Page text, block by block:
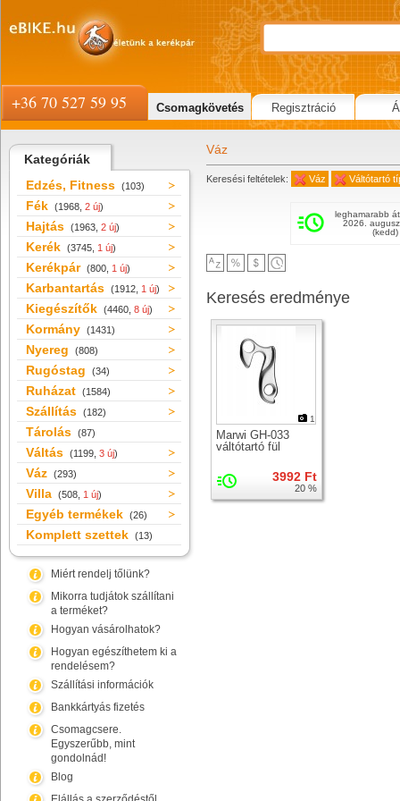
Kategóriák
Edzés, Fitness (103)
Fék (1968, 2 új)
Hajtás (1963, 2 új)
Kerék (3745, 1 új)
Kerékpár (800, 1 új)
Karbantartás (1912, 1 új)
Kiegészítők (4460, 8 új)
Kormány (1431)
Nyereg (808)
Rugóstag (34)
Ruházat (1584)
Szállítás (182)
Tárolás (87)
Váltás (1199, 3 új)
Váz (293)
Villa (508, 1 új)
Egyéb termékek (26)
Komplett szettek (13)
Miért rendelj tőlünk?
Mikorra tudjátok szállítani
a terméket?
Hogyan vásárolhatok?
Hogyan egészíthetem ki a
rendelésem?
Szállítási információk
Bankkártyás fizetés
Csomagcsere.
Egyszerűbb, mint
gondolnád!
Blog
Váz
Keresési feltételek: Váz Váltótartó
leghamarabb
2026.
(kedd)
Keresés eredménye
1
Marwi GH-033
váltótartó fül
3992 Ft
20 %
+36 70 527 59 95 Csomagkövetés Regisztráció